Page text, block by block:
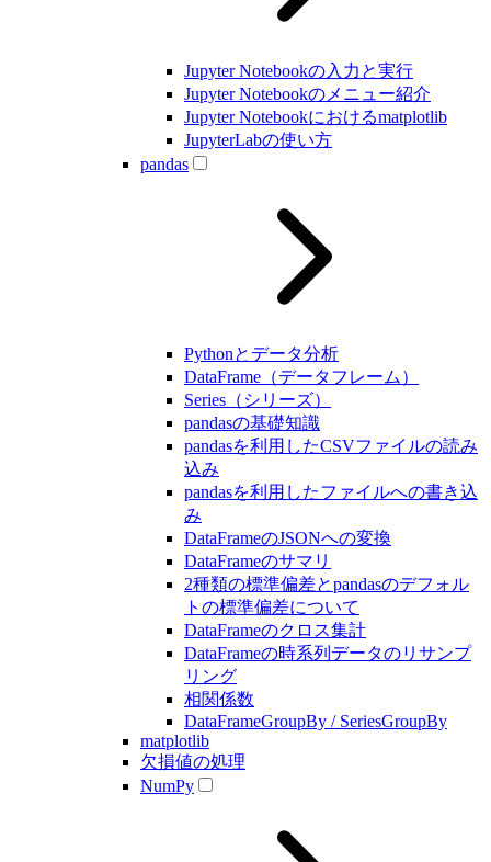
Jupyter Notebookの入力と実行
Jupyter Notebookのメニュー紹介
Jupyter Notebookにおけるmatplotlib
JupyterLabの使い方
pandas
Pythonとデータ分析
DataFrame（データフレーム）
Series（シリーズ）
pandasの基礎知識
pandasを利用したCSVファイルの読み
込み
pandasを利用したファイルへの書き込
み
DataFrameのJSONへの変換
DataFrameのサマリ
2種類の標準偏差とpandasのデフォル
トの標準偏差について
DataFrameのクロス集計
DataFrameの時系列データのリサンプ
リング
相関係数
DataFrameGroupBy / SeriesGroupBy
matplotlib
欠損値の処理
NumPy